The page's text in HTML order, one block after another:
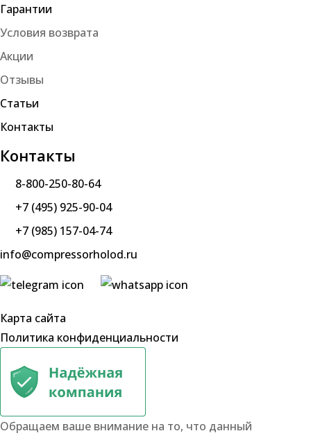
Гарантии
Условия возврата
Акции
Отзывы
Статьи
Контакты
Контакты
8-800-250-80-64
+7 (495) 925-90-04
+7 (985) 157-04-74
info@compressorholod.ru
Карта сайта
Политика конфиденциальности
Обращаем ваше внимание на то, что данный